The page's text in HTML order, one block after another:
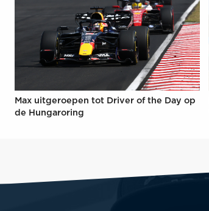
Max uitgeroepen tot Driver of the Day op
de Hungaroring